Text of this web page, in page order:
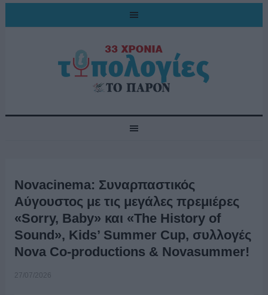
Novacinema: Συναρπαστικός
Αύγουστος με τις μεγάλες πρεμιέρες
«Sorry, Baby» και «The History of
Sound», Kids’ Summer Cup, συλλογές
Nova Co-productions & Novasummer!
27/07/2026